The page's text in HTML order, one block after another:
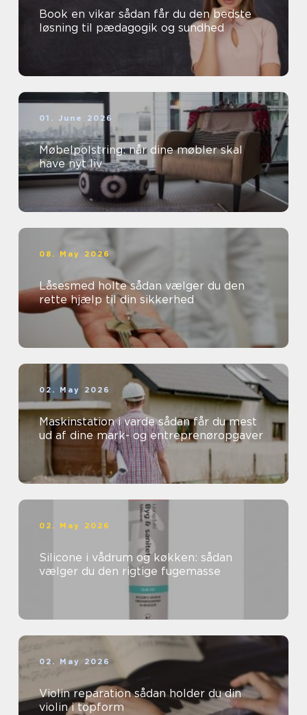
Book en vikar sådan får du den bedste
løsning til pædagogik og sundhed
01. June 2026
Møbelpolstring: når dine møbler skal
have nyt liv
08. May 2026
Låsesmed holte sådan vælger du den
rette hjælp til din sikkerhed
02. May 2026
Maskinstation i varde sådan får du mest
ud af dine mark- og entreprenøropgaver
02. May 2026
Silicone i vådrum og køkken: sådan
vælger du den rigtige fugemasse
02. May 2026
Violin reparation sådan holder du din
violin i topform